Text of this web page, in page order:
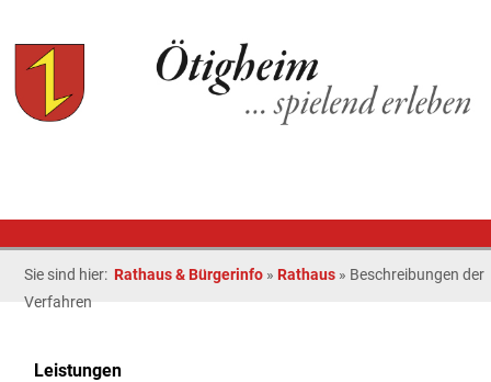
Sie sind hier: Rathaus & Bürgerinfo » Rathaus » Beschreibungen der
Verfahren
Leistungen